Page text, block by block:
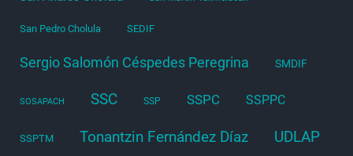
San Pedro Cholula SEDIF
Sergio Salomón Céspedes Peregrina SMDIF
SOSAPACH SSC SSP SSPC SSPPC
SSPTM Tonantzin Fernández Díaz UDLAP